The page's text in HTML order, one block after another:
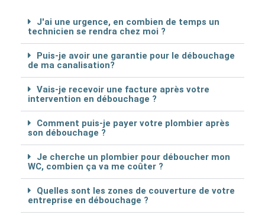
J'ai une urgence, en combien de temps un
technicien se rendra chez moi ?
Puis-je avoir une garantie pour le débouchage
de ma canalisation?
Vais-je recevoir une facture après votre
intervention en débouchage ?
Comment puis-je payer votre plombier après
son débouchage ?
Je cherche un plombier pour déboucher mon
WC, combien ça va me coûter ?
Quelles sont les zones de couverture de votre
entreprise en débouchage ?